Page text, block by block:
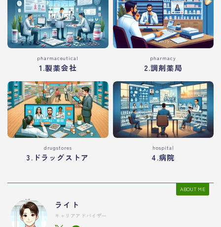
pharmaceutical
1.製薬会社
pharmacy
2.調剤薬局
drugstores
3.ドラッグストア
hospital
4.病院
ABOUT ME
ライト
キャリアアドバイザー